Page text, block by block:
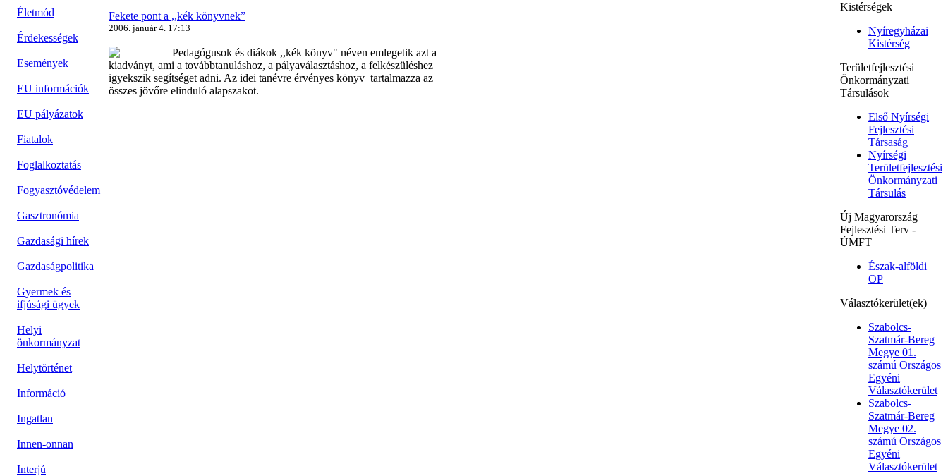
Életmód
Érdekességek
Események
EU információk
EU pályázatok
Fiatalok
Foglalkoztatás
Fogyasztóvédelem
Gasztronómia
Gazdasági hírek
Gazdaságpolitika
Gyermek és
ifjúsági ügyek
Helyi
önkormányzat
Helytörténet
Információ
Ingatlan
Innen-onnan
Interjú
Fekete pont a ,,kék könyvnek”
2006. január 4. 17:13
Pedagógusok és diákok ,,kék könyv" néven emlegetik azt a
kiadványt, ami a továbbtanuláshoz, a pályaválasztáshoz, a felkészüléshez
igyekszik segítséget adni. Az idei tanévre érvényes könyv tartalmazza az
összes jövőre elinduló alapszakot.
Kistérségek
Nyíregyházai
Kistérség
Területfejlesztési
Önkormányzati
Társulások
Első Nyírségi
Fejlesztési
Társaság
Nyírségi
Területfejlesztési
Önkormányzati
Társulás
Új Magyarország
Fejlesztési Terv -
ÚMFT
Észak-alföldi
OP
Választókerület(ek)
Szabolcs-
Szatmár-Bereg
Megye 01.
számú Országos
Egyéni
Választókerület
Szabolcs-
Szatmár-Bereg
Megye 02.
számú Országos
Egyéni
Választókerület